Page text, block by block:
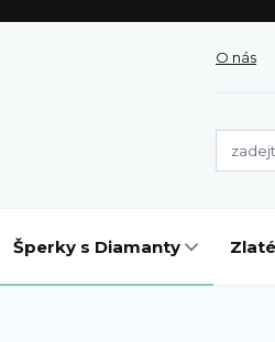
O nás
Šperky s Diamanty